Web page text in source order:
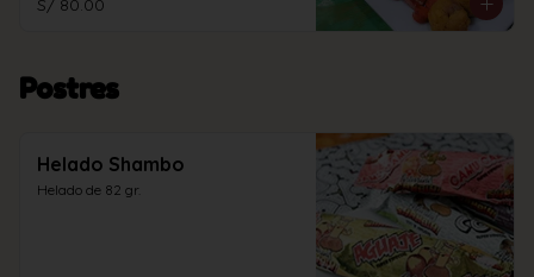
S/ 80.00
Postres
Helado Shambo
Helado de 82 gr.